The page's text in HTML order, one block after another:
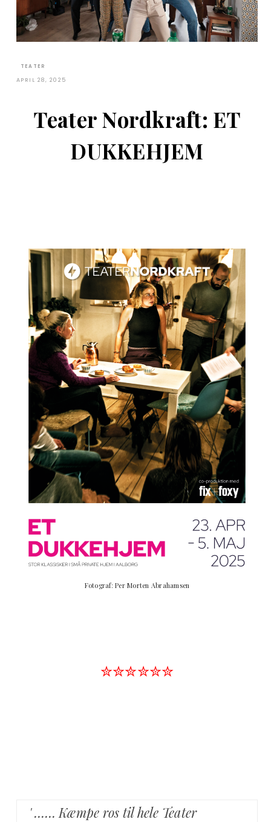
TEATER
APRIL 28, 2025
Teater Nordkraft: ET
DUKKEHJEM
Fotograf: Per Morten Abrahamsen
✮✮✮✮✮✮
' …… Kæmpe ros til hele Teater